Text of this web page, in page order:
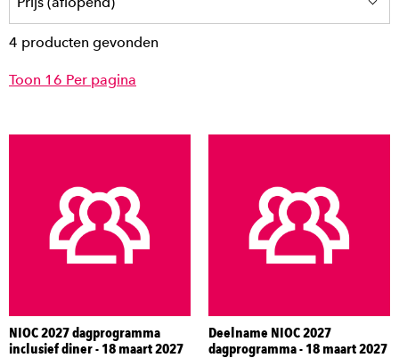
4 producten gevonden
Toon 16 Per pagina
NIOC 2027 dagprogramma
inclusief diner - 18 maart 2027
Deelname NIOC 2027
dagprogramma - 18 maart 2027